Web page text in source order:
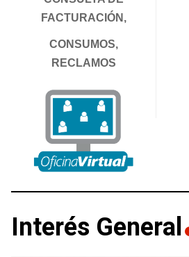
FACTURACIÓN,
CONSUMOS,
RECLAMOS
Interés General